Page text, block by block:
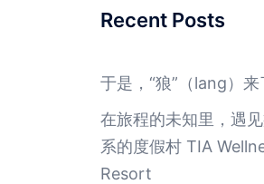
Recent Posts
于是，“狼”（lang）
在旅程的未知里，遇
系的度假村 TIA
Resort